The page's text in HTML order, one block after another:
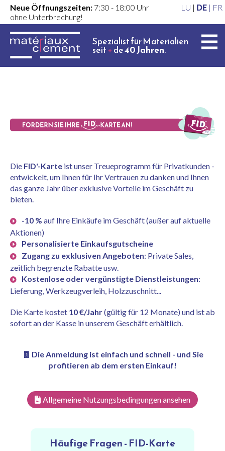
Neue Öffnungszeiten: 7:30 - 18:00 Uhr
ohne Unterbrechung!
LU | DE | FR
Spezialist für Materialien
seit+de40 Jahren.
Die FID'-Karte ist unser Treueprogramm für Privatkunden -
entwickelt, um Ihnen für Ihr Vertrauen zu danken und Ihnen
das ganze Jahr über exklusive Vorteile im Geschäft zu
bieten.
-10 % auf Ihre Einkäufe im Geschäft (außer auf aktuelle
Aktionen)
Personalisierte Einkaufsgutscheine
Zugang zu exklusiven Angeboten: Private Sales,
zeitlich begrenzte Rabatte usw.
Kostenlose oder vergünstigte Dienstleistungen:
Lieferung, Werkzeugverleih, Holzzuschnitt...
Die Karte kostet 10 €/Jahr(gültig für 12 Monate) und ist ab
sofort an der Kasse in unserem Geschäft erhältlich.
🧾 Die Anmeldung ist einfach und schnell - und Sie
profitieren ab dem ersten Einkauf!
Allgemeine Nutzungsbedingungen ansehen
Häufige Fragen - FID-Karte